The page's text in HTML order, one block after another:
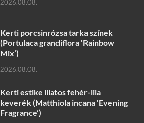
2026.08.08.
Kerti porcsinrózsa tarka színek
(Portulaca grandiflora ‘Rainbow
Mix’)
2026.08.08.
Kerti estike illatos fehér-lila
keverék (Matthiola incana ‘Evening
Fragrance’)